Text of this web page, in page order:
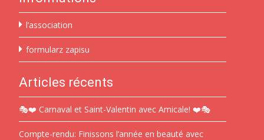
l’association
formularz zapisu
Articles récents
🎭❤️ Carnaval et Saint-Valentin avec Amicale! ❤️🎭
Compte-rendu: Finissons l’année en beauté avec